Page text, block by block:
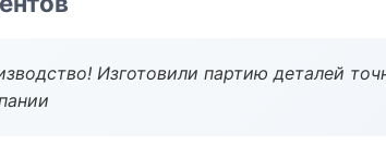
Изготовили партию деталей